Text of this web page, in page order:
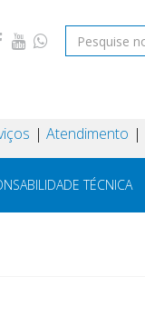
Atendimento
TÉCNICA